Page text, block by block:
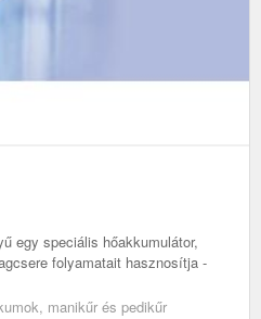
egy speciális hőakkumulátor,
folyamatait hasznosítja -
manikűr és pedikűr